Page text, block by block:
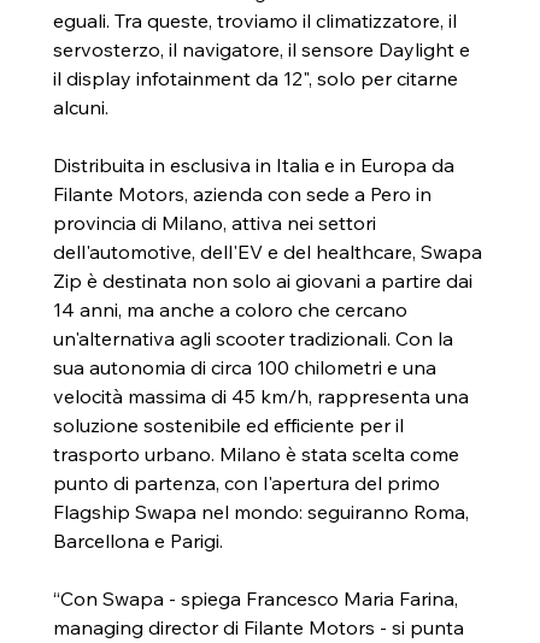
eguali. Tra queste, troviamo il climatizzatore, il
servosterzo, il navigatore, il sensore Daylight e
il display infotainment da 12", solo per citarne
alcuni.
Distribuita in esclusiva in Italia e in Europa da
Filante Motors, azienda con sede a Pero in
provincia di Milano, attiva nei settori
dell'automotive, dell'EV e del healthcare, Swapa
Zip è destinata non solo ai giovani a partire dai
14 anni, ma anche a coloro che cercano
un'alternativa agli scooter tradizionali. Con la
sua autonomia di circa 100 chilometri e una
velocità massima di 45 km/h, rappresenta una
soluzione sostenibile ed efficiente per il
trasporto urbano. Milano è stata scelta come
punto di partenza, con l'apertura del primo
Flagship Swapa nel mondo: seguiranno Roma,
Barcellona e Parigi.
“Con Swapa - spiega Francesco Maria Farina,
managing director di Filante Motors - si punta